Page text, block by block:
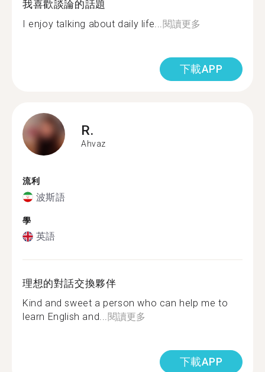
我喜歡談論的話題
I enjoy talking about daily life...閱讀更多
下載APP
R.
Ahvaz
流利
波斯語
學
英語
理想的對話交換夥伴
Kind and sweet a person who can help me to
learn English and...閱讀更多
下載APP